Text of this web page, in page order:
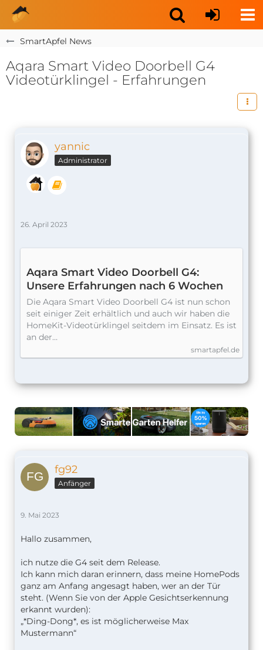
SmartApfel News
Aqara Smart Video Doorbell G4
Videotürklingel - Erfahrungen
yannic
Administrator
26. April 2023
Aqara Smart Video Doorbell G4:
Unsere Erfahrungen nach 6 Wochen
Die Aqara Smart Video Doorbell G4 ist nun schon
seit einiger Zeit erhältlich und auch wir haben die
HomeKit-Videotürklingel seitdem im Einsatz. Es ist
an der…
smartapfel.de
fg92
Anfänger
9. Mai 2023
Hallo zusammen,
ich nutze die G4 seit dem Release.
Ich kann mich daran erinnern, dass meine HomePods
ganz am Anfang angesagt haben, wer an der Tür
steht. (Wenn Sie von der Apple Gesichtserkennung
erkannt wurden):
„*Ding-Dong*, es ist möglicherweise Max
Mustermann“